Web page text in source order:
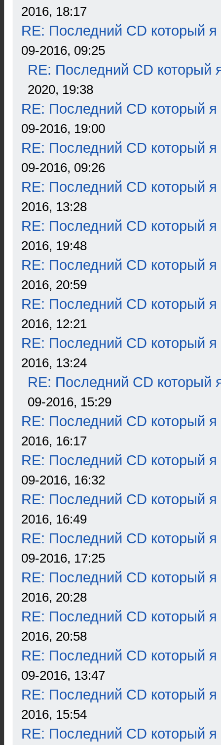
2016, 18:17
RE: Последний CD который я
09-2016, 09:25
RE: Последний CD который
2020, 19:38
RE: Последний CD который я
09-2016, 19:00
RE: Последний CD который я
09-2016, 09:26
RE: Последний CD который я
2016, 13:28
RE: Последний CD который я
2016, 19:48
RE: Последний CD который я
2016, 20:59
RE: Последний CD который я
2016, 12:21
RE: Последний CD который я
2016, 13:24
RE: Последний CD который
09-2016, 15:29
RE: Последний CD который я
2016, 16:17
RE: Последний CD который я
09-2016, 16:32
RE: Последний CD который я
2016, 16:49
RE: Последний CD который я
09-2016, 17:25
RE: Последний CD который я
2016, 20:28
RE: Последний CD который я
2016, 20:58
RE: Последний CD который я
09-2016, 13:47
RE: Последний CD который я
2016, 15:54
RE: Последний CD который я